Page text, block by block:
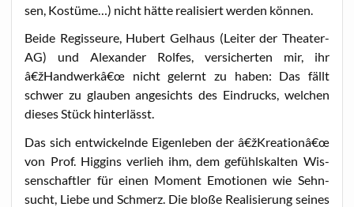
sen, Kos­tü­me…) nicht hät­te rea­li­siert wer­den können.
Bei­de Regis­seu­re, Hubert Gel­haus (Lei­ter der Thea­ter-
AG) und Alex­an­der Rol­fes, ver­si­cher­ten mir, ihr
â€žHandwerkâ€œ nicht gelernt zu haben: Das fällt
schwer zu glau­ben ange­sichts des Ein­drucks, wel­chen
die­ses Stück hinterlässt.
Das sich ent­wi­ckeln­de Eigen­le­ben der â€žKreationâ€œ
von Prof. Hig­gins ver­lieh ihm, dem gefühls­kal­ten Wis­
sen­schaft­ler für einen Moment Emo­tio­nen wie Sehn­
sucht, Lie­be und Schmerz. Die blo­ße Rea­li­sie­rung sei­nes